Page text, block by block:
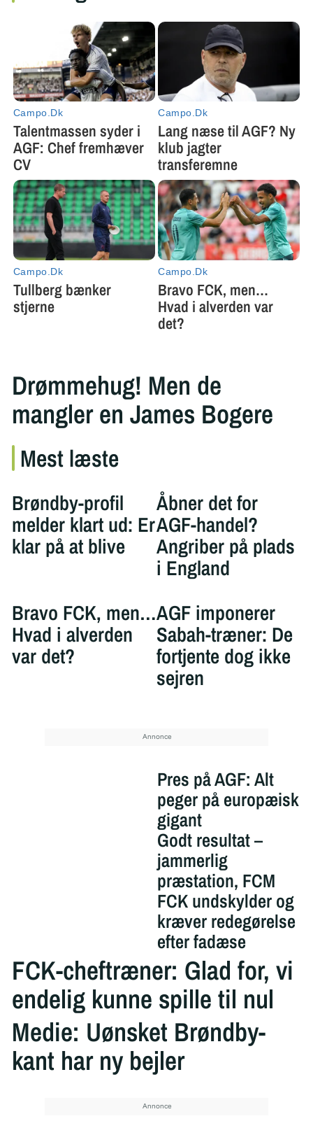
Drømmehug! Men de
mangler en James Bogere
Mest læste
Brøndby-profil
melder klart ud: Er
klar på at blive
Åbner det for
AGF-handel?
Angriber på plads
i England
Bravo FCK, men…
Hvad i alverden
var det?
AGF imponerer
Sabah-træner: De
fortjente dog ikke
sejren
Pres på AGF: Alt
peger på europæisk
gigant
Godt resultat –
jammerlig
præstation, FCM
FCK undskylder og
kræver redegørelse
efter fadæse
FCK-cheftræner: Glad for, vi
endelig kunne spille til nul
Medie: Uønsket Brøndby-
kant har ny bejler